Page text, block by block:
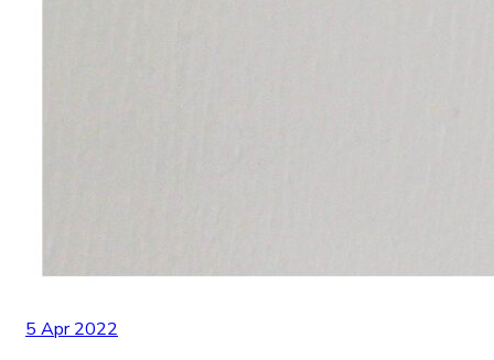
5 Apr 2022